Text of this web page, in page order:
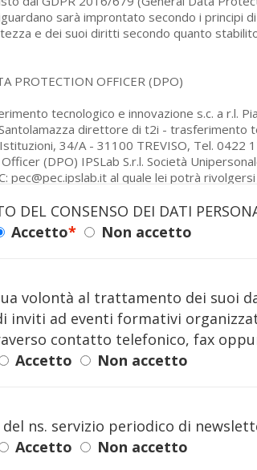
DEL CONSENSO DEI DATI
Accetto* Non accetto
volontà al trattamento dei suoi
inviti ad eventi formativi
contatto telefonico, fax
Accetto
Non accetto
ns. servizio periodico di
Accetto
Non accetto